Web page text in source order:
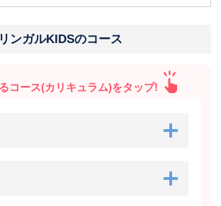
ンガルKIDSのコース
コース(カリキュラム)をタップ!